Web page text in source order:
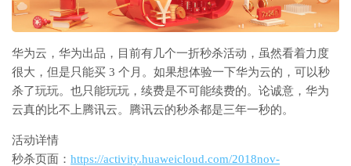
华为云，华为出品，目前有几个一折秒杀活动，虽然看着力度
很大，但是只能买 3 个月。如果想体验一下华为云的，可以秒
杀了玩玩。也只能玩玩，续费是不可能续费的。论诚意，华为
云真的比不上腾讯云。腾讯云的秒杀都是三年一秒的。
活动详情
秒杀页面： https://activity.huaweicloud.com/2018nov-